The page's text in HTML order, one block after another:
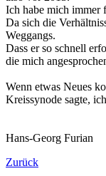
Ich habe mich immer
Da sich die
Weggangs.
Dass er so schnell
die mich
Wenn etwas Neues
Kreissynode sagte,
Hans-Georg Furian
Zurück